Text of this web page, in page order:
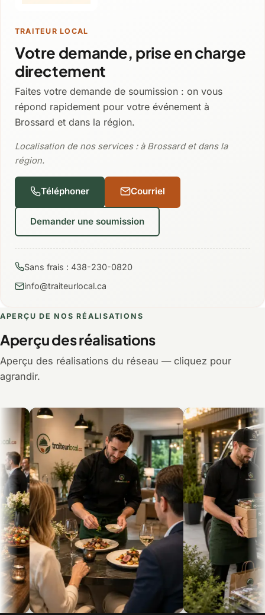
TRAITEUR LOCAL
Votre demande, prise en charge
directement
Faites votre demande de soumission : on vous
répond rapidement pour votre événement à
Brossard et dans la région.
Localisation de nos services : à Brossard et dans la
région.
Téléphoner Courriel
Demander une soumission
Sans frais : 438-230-0820
info@traiteurlocal.ca
APERÇU DE NOS RÉALISATIONS
Aperçu des réalisations
Aperçu des réalisations du réseau — cliquez pour
agrandir.